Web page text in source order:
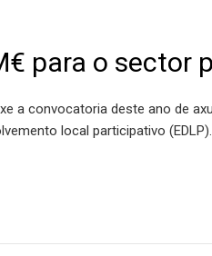
para o sector
a convocatoria deste ano de
local participativo